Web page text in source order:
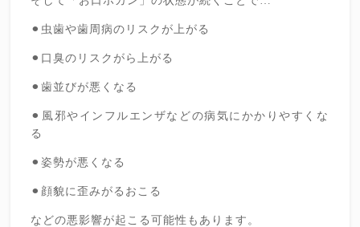
⚫︎虫歯や歯周病のリスクが上がる
⚫︎口臭のリスクがら上がる
⚫︎歯並びが悪くなる
⚫︎風邪やインフルエンザなどの病気にかかりやすくな
る
⚫︎姿勢が悪くなる
⚫︎顔貌に歪みがるおこる
などの悪影響が起こる可能性もあります。